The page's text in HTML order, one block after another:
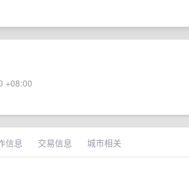
+08:00
信息 交易信息 城市相关